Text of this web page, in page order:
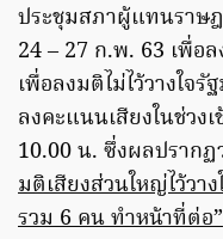
ประชุมสภาผู้แทนราษ
24 – 27 ก.พ. 63 เพื่อ
เพื่อลงมติไม่ไว้วางใจ
ลงคะแนนเสียงในช่วง
10.00 น. ซึ่งผลปราก
มติเสียงส่วนใหญ่ไว้วา
รวม 6 คน ทำหน้าที่ต่อ”